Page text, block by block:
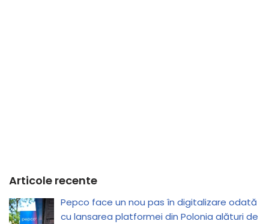
Articole recente
Pepco face un nou pas în digitalizare odată
cu lansarea platformei din Polonia alături de